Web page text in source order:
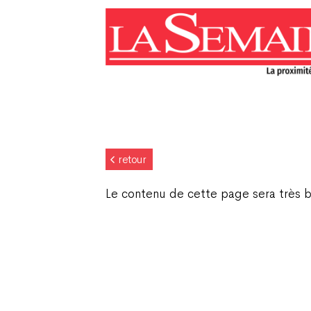
retour
Le contenu de cette page sera très